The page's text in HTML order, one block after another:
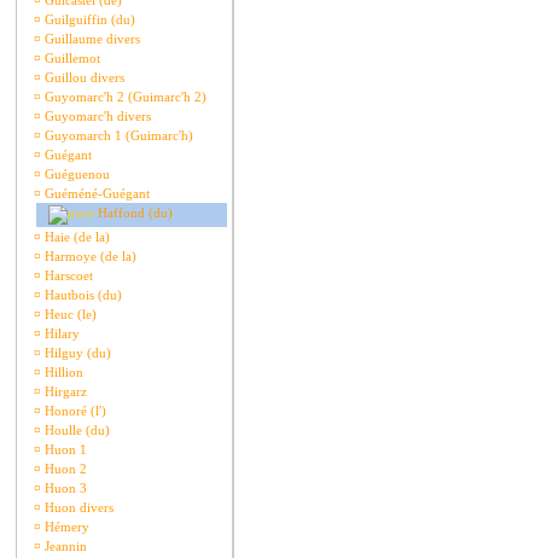
¤ Guilguiffin (du)
¤ Guillaume divers
¤ Guillemot
¤ Guillou divers
¤ Guyomarc'h 2 (Guimarc'h 2)
¤ Guyomarc'h divers
¤ Guyomarch 1 (Guimarc'h)
¤ Guégant
¤ Guéguenou
¤ Guéméné-Guégant
Haffond (du)
¤ Haie (de la)
¤ Harmoye (de la)
¤ Harscoet
¤ Hautbois (du)
¤ Heuc (le)
¤ Hilary
¤ Hilguy (du)
¤ Hillion
¤ Hirgarz
¤ Honoré (l')
¤ Houlle (du)
¤ Huon 1
¤ Huon 2
¤ Huon 3
¤ Huon divers
¤ Hémery
¤ Jeannin